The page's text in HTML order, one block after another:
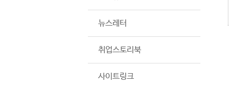
뉴스레터
취업스토리북
사이트링크